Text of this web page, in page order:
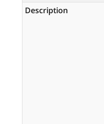
Description